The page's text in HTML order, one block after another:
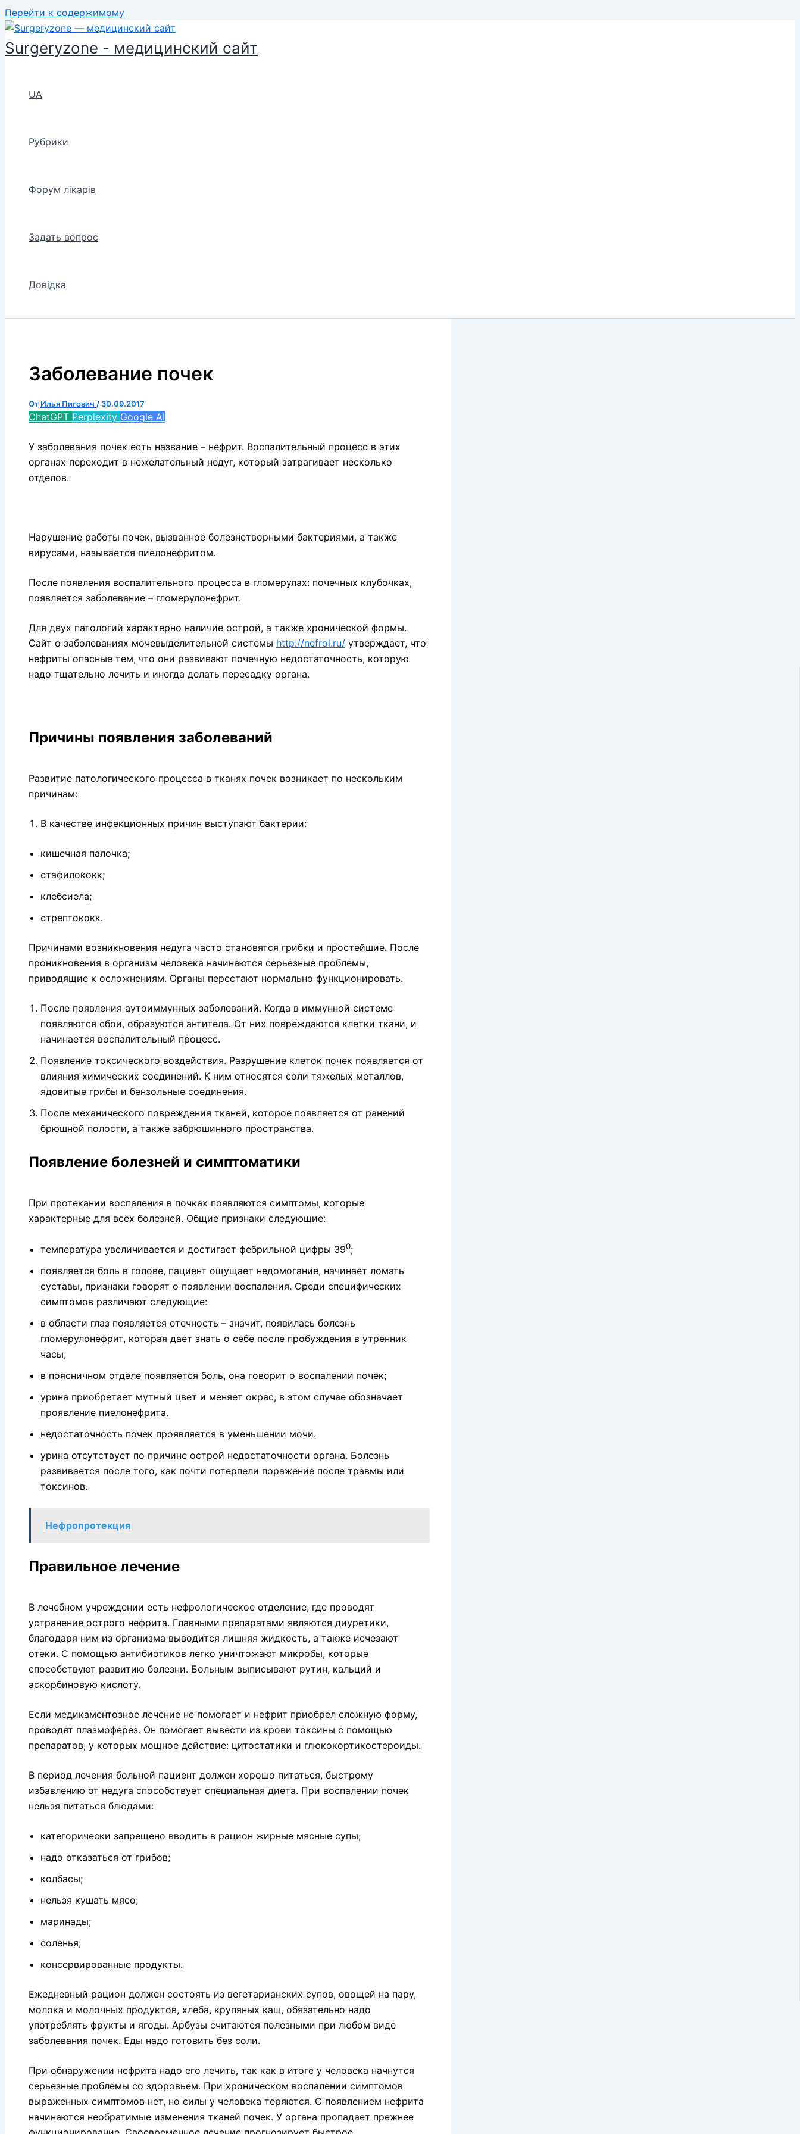
Перейти к содержимому
Surgeryzone - медицинский сайт
UA
Рубрики
Форум лікарів
Задать вопрос
Довідка
Заболевание почек
От Илья Пигович / 30.09.2017
ChatGPT Perplexity Google AI
У заболевания почек есть название – нефрит. Воспалительный процесс в этих
органах переходит в нежелательный недуг, который затрагивает несколько
отделов.
Нарушение работы почек, вызванное болезнетворными бактериями, а также
вирусами, называется пиелонефритом.
После появления воспалительного процесса в гломерулах: почечных клубочках,
появляется заболевание – гломерулонефрит.
Для двух патологий характерно наличие острой, а также хронической формы.
Сайт о заболеваниях мочевыделительной системы http://nefrol.ru/ утверждает, что
нефриты опасные тем, что они развивают почечную недостаточность, которую
надо тщательно лечить и иногда делать пересадку органа.
Причины появления заболеваний
Развитие патологического процесса в тканях почек возникает по нескольким
причинам:
В качестве инфекционных причин выступают бактерии:
кишечная палочка;
стафилококк;
клебсиела;
стрептококк.
Причинами возникновения недуга часто становятся грибки и простейшие. После
проникновения в организм человека начинаются серьезные проблемы,
приводящие к осложнениям. Органы перестают нормально функционировать.
После появления аутоиммунных заболеваний. Когда в иммунной системе
появляются сбои, образуются антитела. От них повреждаются клетки ткани, и
начинается воспалительный процесс.
Появление токсического воздействия. Разрушение клеток почек появляется от
влияния химических соединений. К ним относятся соли тяжелых металлов,
ядовитые грибы и бензольные соединения.
После механического повреждения тканей, которое появляется от ранений
брюшной полости, а также забрюшинного пространства.
Появление болезней и симптоматики
При протекании воспаления в почках появляются симптомы, которые
характерные для всех болезней. Общие признаки следующие:
температура увеличивается и достигает фебрильной цифры 390;
появляется боль в голове, пациент ощущает недомогание, начинает ломать
суставы, признаки говорят о появлении воспаления. Среди специфических
симптомов различают следующие:
в области глаз появляется отечность – значит, появилась болезнь
гломерулонефрит, которая дает знать о себе после пробуждения в утренник
часы;
в поясничном отделе появляется боль, она говорит о воспалении почек;
урина приобретает мутный цвет и меняет окрас, в этом случае обозначает
проявление пиелонефрита.
недостаточность почек проявляется в уменьшении мочи.
урина отсутствует по причине острой недостаточности органа. Болезнь
развивается после того, как почти потерпели поражение после травмы или
токсинов.
Нефропротекция
Правильное лечение
В лечебном учреждении есть нефрологическое отделение, где проводят
устранение острого нефрита. Главными препаратами являются диуретики,
благодаря ним из организма выводится лишняя жидкость, а также исчезают
отеки. С помощью антибиотиков легко уничтожают микробы, которые
способствуют развитию болезни. Больным выписывают рутин, кальций и
аскорбиновую кислоту.
Если медикаментозное лечение не помогает и нефрит приобрел сложную форму,
проводят плазмоферез. Он помогает вывести из крови токсины с помощью
препаратов, у которых мощное действие: цитостатики и глюкокортикостероиды.
В период лечения больной пациент должен хорошо питаться, быстрому
избавлению от недуга способствует специальная диета. При воспалении почек
нельзя питаться блюдами:
категорически запрещено вводить в рацион жирные мясные супы;
надо отказаться от грибов;
колбасы;
нельзя кушать мясо;
маринады;
соленья;
консервированные продукты.
Ежедневный рацион должен состоять из вегетарианских супов, овощей на пару,
молока и молочных продуктов, хлеба, крупяных каш, обязательно надо
употреблять фрукты и ягоды. Арбузы считаются полезными при любом виде
заболевания почек. Еды надо готовить без соли.
При обнаружении нефрита надо его лечить, так как в итоге у человека начнутся
серьезные проблемы со здоровьем. При хроническом воспалении симптомов
выраженных симптомов нет, но силы у человека теряются. С появлением нефрита
начинаются необратимые изменения тканей почек. У органа пропадает прежнее